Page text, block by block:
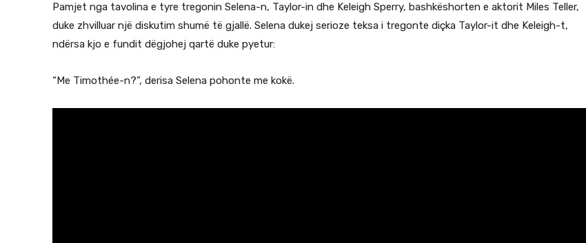
Pamjet nga tavolina e tyre tregonin Selena-n, Taylor-in dhe Keleigh Sperry, bashkëshorten e aktorit Miles Teller,
duke zhvilluar një diskutim shumë të gjallë. Selena dukej serioze teksa i tregonte diçka Taylor-it dhe Keleigh-t,
ndërsa kjo e fundit dëgjohej qartë duke pyetur:
“Me Timothée-n?”, derisa Selena pohonte me kokë.